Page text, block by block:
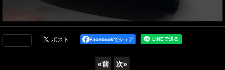
Facebookでシェア
«前 次»